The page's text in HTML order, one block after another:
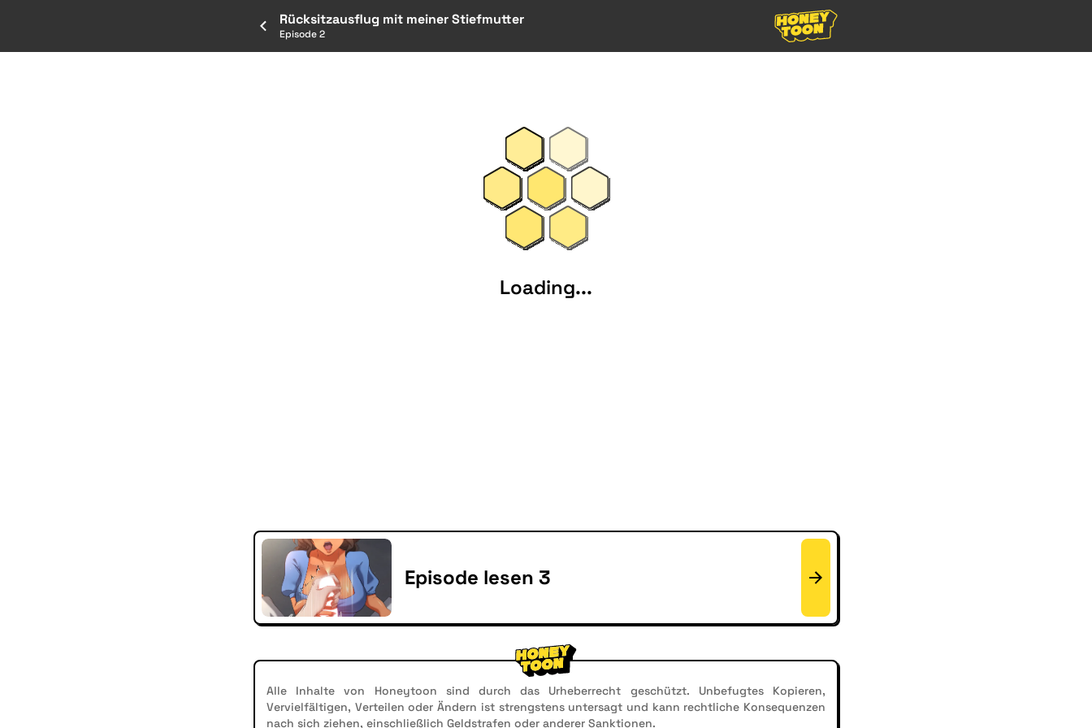
Rücksitzausflug mit meiner Stiefmutter
Episode 2
Loading...
Episode lesen 3
Alle Inhalte von Honeytoon sind durch das Urheberrecht geschützt. Unbefugtes Kopieren,
Vervielfältigen, Verteilen oder Ändern ist strengstens untersagt und kann rechtliche Konsequenzen
nach sich ziehen, einschließlich Geldstrafen oder anderer Sanktionen.